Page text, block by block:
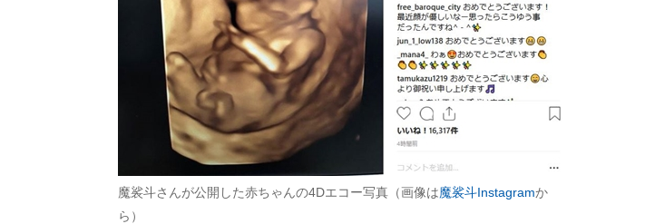
魔裟斗さんが公開した赤ちゃんの4Dエコー写真（画像は魔裟斗Instagramか
ら）